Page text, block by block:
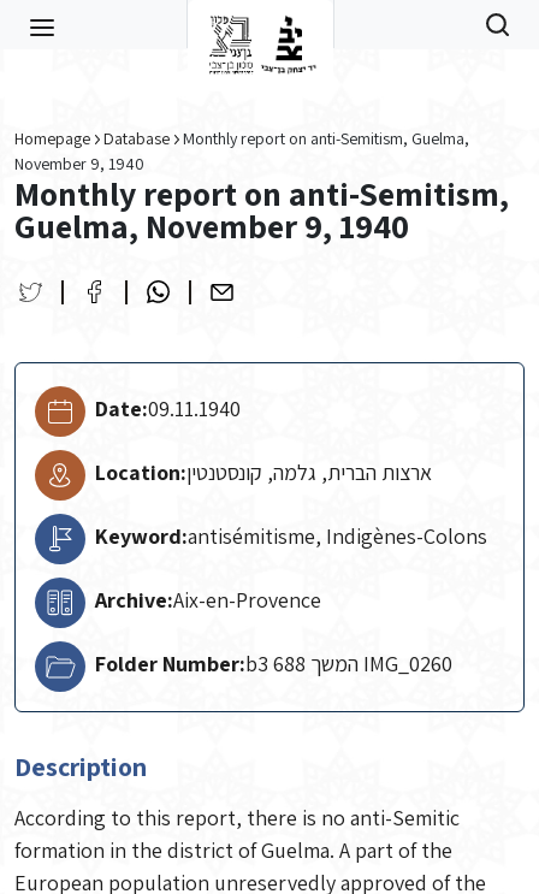
Homepage Database
Monthly report on anti-Semitism, Guelma,
November 9, 1940
Monthly report on anti-Semitism,
Guelma, November 9, 1940
Date:09.11.1940
Location:ארצות הברית, גלמה, קונסטנטין
Keyword:antisémitisme, Indigènes-Colons
Archive:Aix-en-Provence
Folder Number: b3 688 המשך IMG_0260
Description
According to this report, there is no anti-Semitic
formation in the district of Guelma. A part of the
European population unreservedly approved of the